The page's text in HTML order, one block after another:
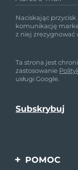
Naciskając
komunikację
z niej
Ta strona jest
zastosowanie
usługi Google.
POMOC